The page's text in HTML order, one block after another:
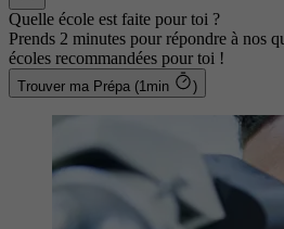
Quelle école est faite pour toi ?
Prends 2 minutes pour répondre à nos
écoles recommandées pour toi !
Trouver ma Prépa (1min )